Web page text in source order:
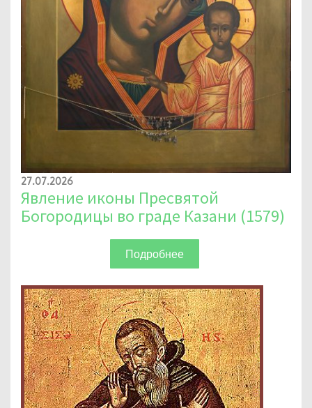
27.07.2026
Явление иконы Пресвятой
Богородицы во граде Казани (1579)
Подробнее